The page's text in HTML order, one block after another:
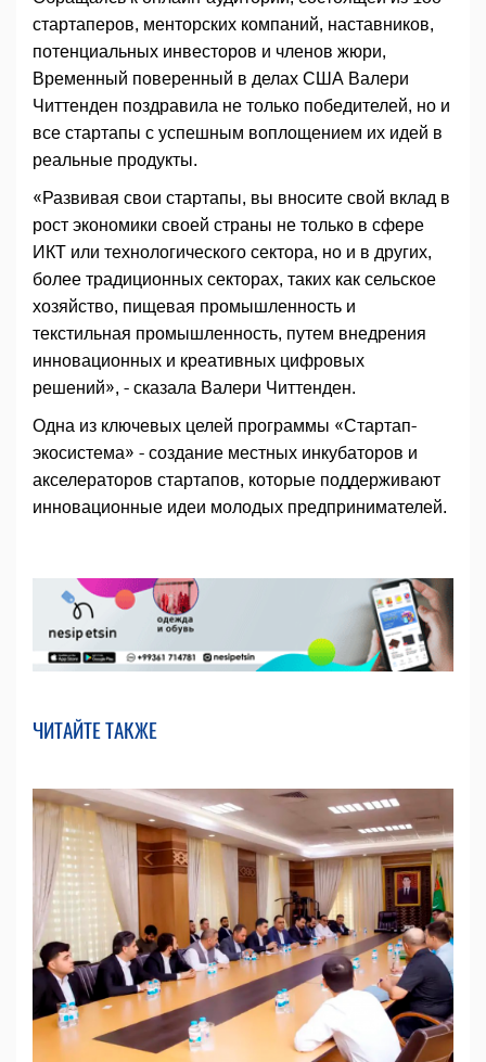
стартаперов, менторских компаний, наставников,
потенциальных инвесторов и членов жюри,
Временный поверенный в делах США Валери
Читтенден поздравила не только победителей, но и
все стартапы с успешным воплощением их идей в
реальные продукты.
«Развивая свои стартапы, вы вносите свой вклад в
рост экономики своей страны не только в сфере
ИКТ или технологического сектора, но и в других,
более традиционных секторах, таких как сельское
хозяйство, пищевая промышленность и
текстильная промышленность, путем внедрения
инновационных и креативных цифровых
решений», - сказала Валери Читтенден.
Одна из ключевых целей программы «Стартап-
экосистема» - создание местных инкубаторов и
акселераторов стартапов, которые поддерживают
инновационные идеи молодых предпринимателей.
ЧИТАЙТЕ ТАКЖЕ